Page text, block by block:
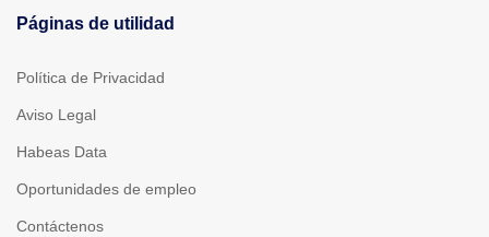
Páginas de utilidad
Política de Privacidad
Aviso Legal
Habeas Data
Oportunidades de empleo
Contáctenos